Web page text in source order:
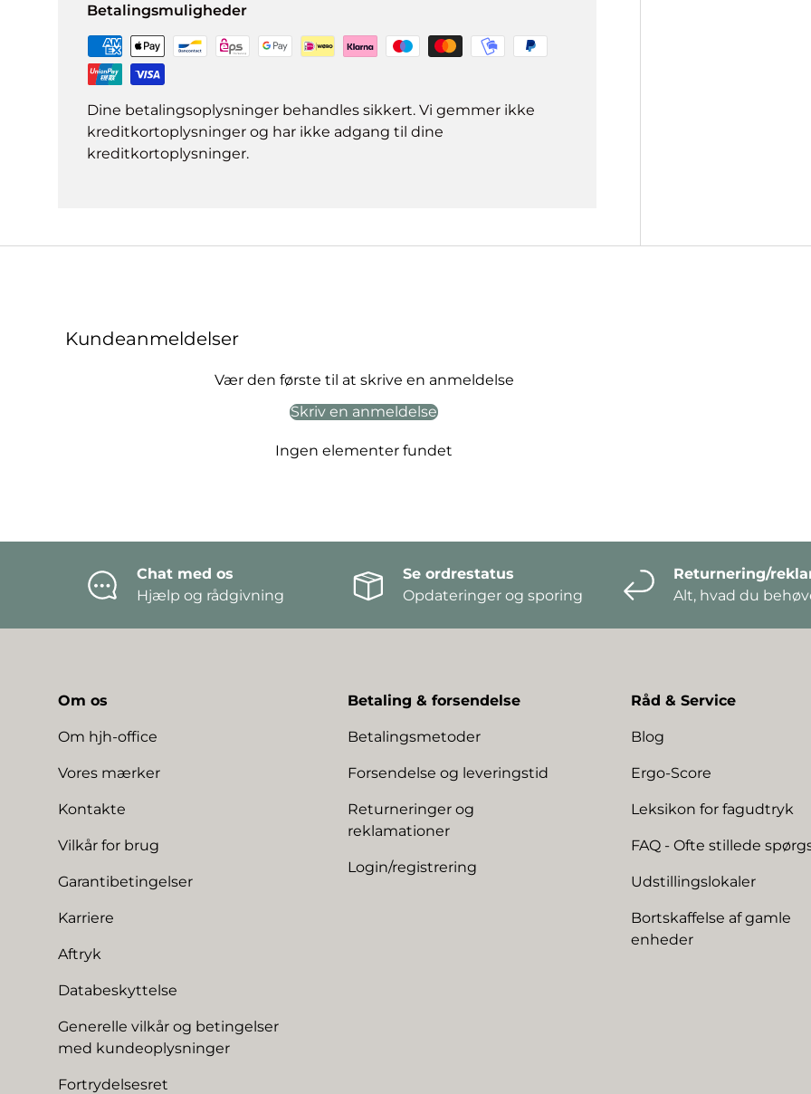
Betalingsmuligheder
Dine betalingsoplysninger behandles sikkert. Vi gemmer ikke
kreditkortoplysninger og har ikke adgang til dine
kreditkortoplysninger.
Kundeanmeldelser
Vær den første til at skrive en anmeldelse
Skriv en anmeldelse
Ingen elementer fundet
Chat med os
Hjælp og rådgivning
Se ordrestatus
Opdateringer og sporing
Returnering/
Alt, hvad du
Om os
Om hjh-office
Vores mærker
Kontakte
Vilkår for brug
Garantibetingelser
Karriere
Aftryk
Databeskyttelse
Generelle vilkår og betingelser
med kundeoplysninger
Fortrydelsesret
Betaling & forsendelse
Betalingsmetoder
Forsendelse og leveringstid
Returneringer og
reklamationer
Login/registrering
Råd & Service
Blog
Ergo-Score
Leksikon for fagudtryk
FAQ - Ofte stillede
Udstillingslokaler
Bortskaffelse af gamle
enheder